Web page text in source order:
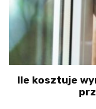
Ile kosztuje